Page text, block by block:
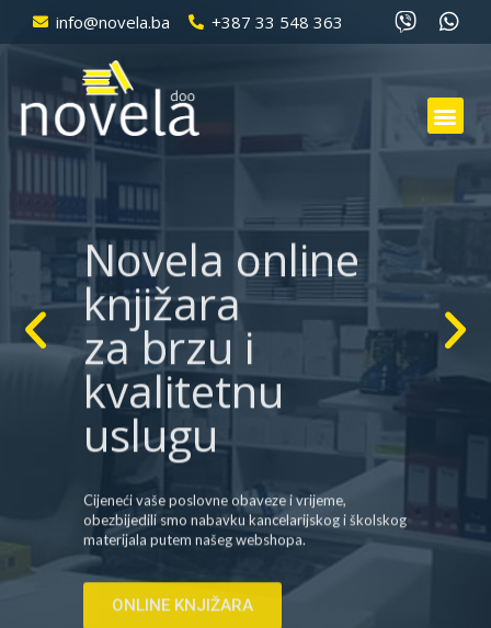
info@novela.ba +387 33 548 363
Novela online
knjižara
za brzu i
kvalitetnu
uslugu
Cijeneći vaše poslovne obaveze i vrijeme,
obezbijedili smo nabavku kancelarijskog i školskog
materijala putem našeg webshopa.